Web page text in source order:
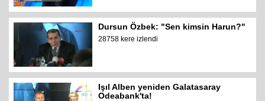
Dursun Özbek: "Sen kimsin Harun?"
28758 kere izlendi
Işıl Alben yeniden Galatasaray
Odeabank'ta!